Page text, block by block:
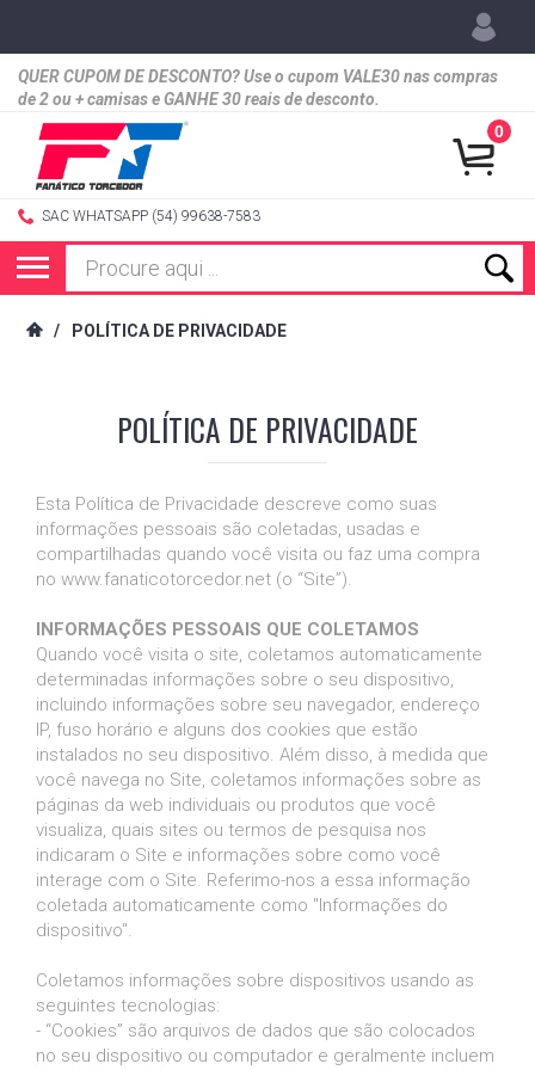
QUER CUPOM DE DESCONTO? Use o cupom VALE30 nas compras
de 2 ou + camisas e GANHE 30 reais de desconto.
SAC WHATSAPP (54) 99638-7583
0
/ POLÍTICA DE PRIVACIDADE
POLÍTICA DE PRIVACIDADE
Esta Política de Privacidade descreve como suas
informações pessoais são coletadas, usadas e
compartilhadas quando você visita ou faz uma compra
no www.fanaticotorcedor.net (o “Site”).
INFORMAÇÕES PESSOAIS QUE COLETAMOS
Quando você visita o site, coletamos automaticamente
determinadas informações sobre o seu dispositivo,
incluindo informações sobre seu navegador, endereço
IP, fuso horário e alguns dos cookies que estão
instalados no seu dispositivo. Além disso, à medida que
você navega no Site, coletamos informações sobre as
páginas da web individuais ou produtos que você
visualiza, quais sites ou termos de pesquisa nos
indicaram o Site e informações sobre como você
interage com o Site. Referimo-nos a essa informação
coletada automaticamente como "Informações do
dispositivo".
Coletamos informações sobre dispositivos usando as
seguintes tecnologias:
- “Cookies” são arquivos de dados que são colocados
no seu dispositivo ou computador e geralmente incluem